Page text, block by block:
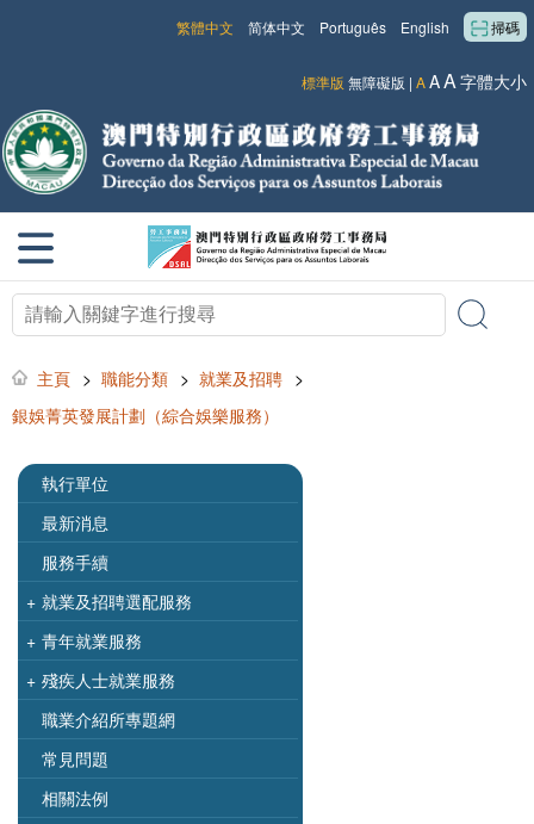
掃碼
English
Português
简体中文
繁體中文
標準版 無障礙版 | AAA字體大小
主頁 > 職能分類 > 就業及招聘 >
銀娛菁英發展計劃（綜合娛樂服務）
執行單位
最新消息
服務手續
+ 就業及招聘選配服務
+ 青年就業服務
+ 殘疾人士就業服務
職業介紹所專題網
常見問題
相關法例